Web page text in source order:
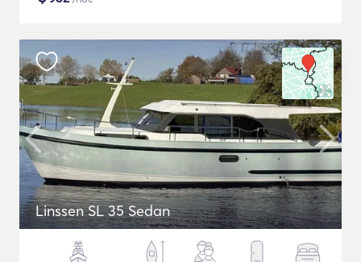
Linssen SL 35 Sedan